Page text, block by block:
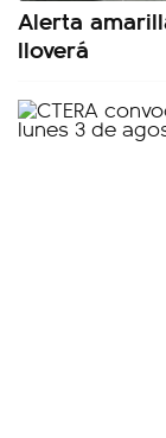
Alerta
lloverá